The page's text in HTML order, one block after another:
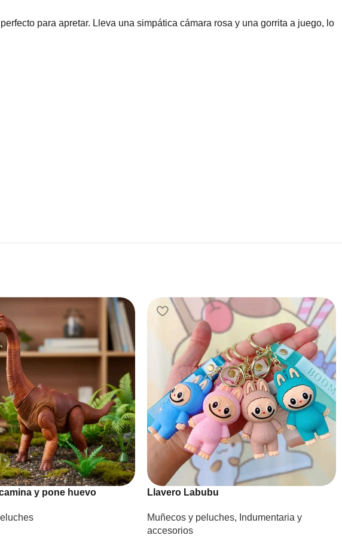
para apretar. Lleva una simpática cámara rosa y una gorrita a juego, lo
y pone huevo Llavero Labubu
Muñecos y peluches, Indumentaria y
accesorios